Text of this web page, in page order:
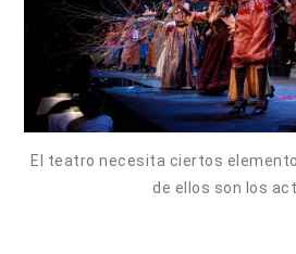
El teatro necesita ciertos
de ellos son los